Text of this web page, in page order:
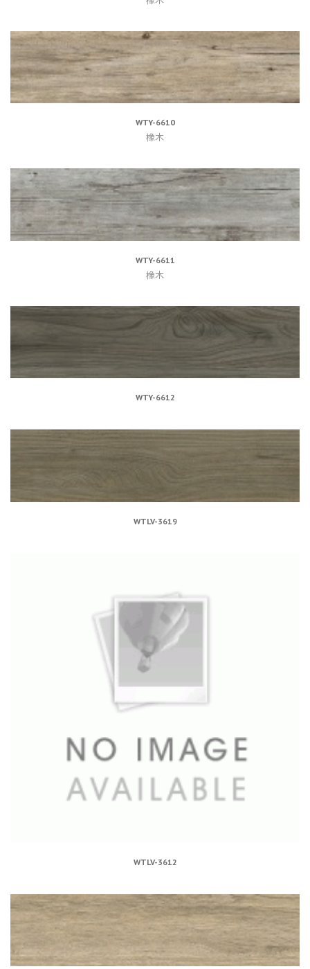
WTY-6610
橡木
WTY-6611
橡木
WTY-6612
WTLV-3619
WTLV-3612